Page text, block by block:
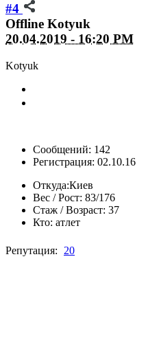
#4
Offline Kotyuk
20.04.2019 - 16:20 PM
Kotyuk
Сообщений: 142
Регистрация: 02.10.16
Откуда:Киев
Вес / Рост: 83/176
Стаж / Возраст: 37
Кто: атлет
Репутация: 20